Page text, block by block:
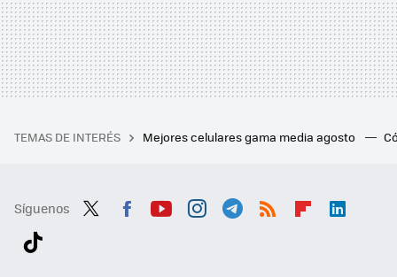
TEMAS DE INTERÉS Mejores celulares gama media agosto
Síguenos